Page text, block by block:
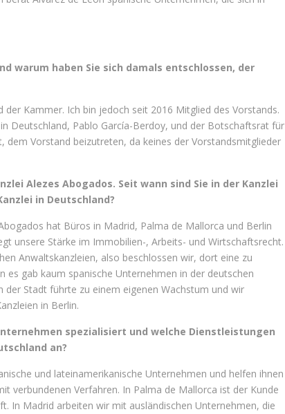
warum haben Sie sich damals entschlossen, der
Kammer. Ich bin jedoch seit 2016 Mitglied des Vorstands.
Deutschland, Pablo García-Berdoy, und der Botschaftsrat für
Vorstand beizutreten, da keines der Vorstandsmitglieder
Alezes Abogados. Seit wann sind Sie in der Kanzlei
in Deutschland?
hat Büros in Madrid, Palma de Mallorca und Berlin
unsere Stärke im Immobilien-, Arbeits- und Wirtschaftsrecht.
Anwaltskanzleien, also beschlossen wir, dort eine zu
es gab kaum spanische Unternehmen in der deutschen
Stadt führte zu einem eigenen Wachstum und wir
in Berlin.
spezialisiert und welche Dienstleistungen
an?
und lateinamerikanische Unternehmen und helfen ihnen
verbundenen Verfahren. In Palma de Mallorca ist der Kunde
In Madrid arbeiten wir mit ausländischen Unternehmen, die